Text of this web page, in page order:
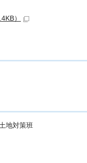
）
地対策班